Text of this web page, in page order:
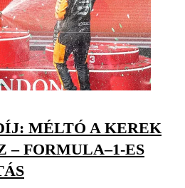
MÉLTÓ A KEREK
– FORMULA–1-ES